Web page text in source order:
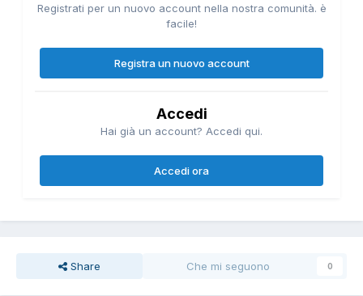
Registrati per un nuovo account nella nostra comunità. è
facile!
Registra un nuovo account
Accedi
Hai già un account? Accedi qui.
Accedi ora
Share Che mi seguono 0